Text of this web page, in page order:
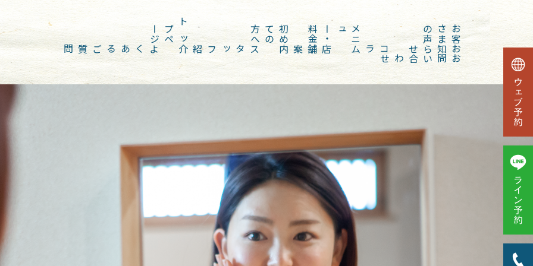
ト
ッ
プ
ペ
ー
ジ 初
め
て
の
方
へ メ
ニ
ュー
・
料
金 お
客
さ
ま
の
声
よくあるご質問 スタッフ紹介 店舗案内 コラム
お知らせ
お問い合わせ